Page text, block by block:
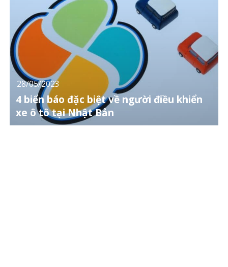
28/05/2023
4 biển báo đặc biệt về người điều khiển
xe ô tô tại Nhật Bản